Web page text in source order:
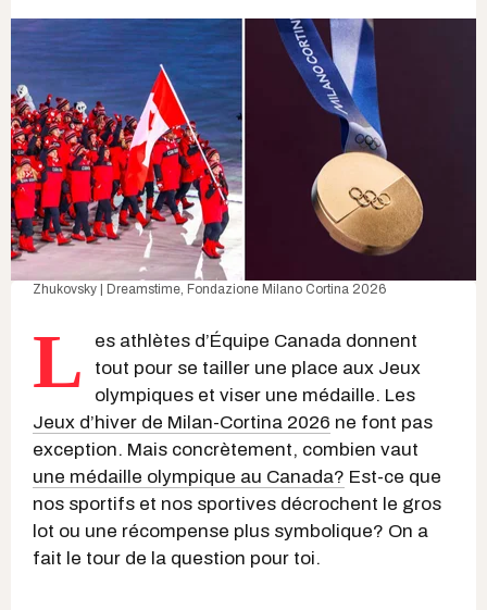
Zhukovsky | Dreamstime Fondazione Milano Cortina 2026
L
es athlètes d’Équipe Canada donnent
tout pour se tailler une place aux Jeux
olympiques et viser une médaille. Les
Jeux d’hiver de Milan-Cortina 2026 ne font pas
exception. Mais concrètement, combien vaut
une médaille olympique au Canada? Est-ce que
nos sportifs et nos sportives décrochent le gros
lot ou une récompense plus symbolique? On a
fait le tour de la question pour toi.